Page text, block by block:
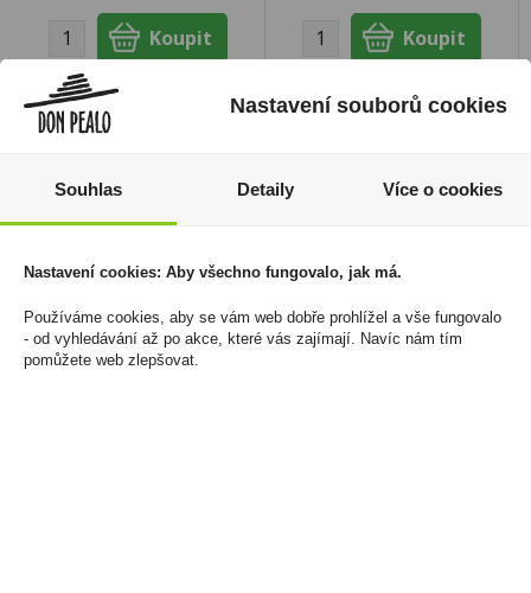
Nastavení souborů cookies
Souhlas Detaily Více o cookies
Nastavení cookies: Aby všechno fungovalo, jak má.
Používáme cookies, aby se vám web dobře prohlížel a vše fungovalo
- od vyhledávání až po akce, které vás zajímají. Navíc nám tím
pomůžete web zlepšovat.